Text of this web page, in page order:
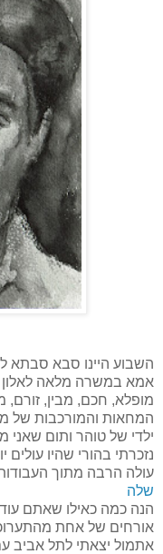
השבוע היינו סבא סבתא
אמא במשרה מלאה לאלון
מופלא, חכם, מבין, זורם,
המחאות והמורכבות של
ילדי של טוהר ותום שאני
נזכרתי בהורי שהיו
עולה הרבה מתוך
שלה
הנה כמה כאילו שאתם
אורחים של אחת
אתמול יצאתי לתל אביב